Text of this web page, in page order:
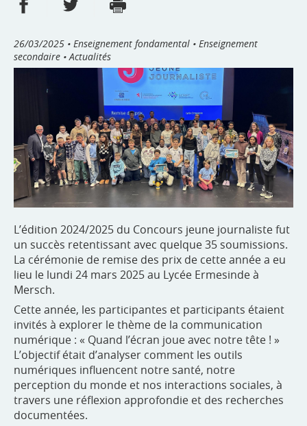
Partager sur Facebook
Partager sur Twitter
26/03/2025 • Enseignement fondamental • Enseignement
secondaire • Actualités
L’édition 2024/2025 du Concours jeune journaliste fut
un succès retentissant avec quelque 35 soumissions.
La cérémonie de remise des prix de cette année a eu
lieu le lundi 24 mars 2025 au Lycée Ermesinde à
Mersch.
Cette année, les participantes et participants étaient
invités à explorer le thème de la communication
numérique : « Quand l’écran joue avec notre tête ! »
L’objectif était d’analyser comment les outils
numériques influencent notre santé, notre
perception du monde et nos interactions sociales, à
travers une réflexion approfondie et des recherches
documentées.